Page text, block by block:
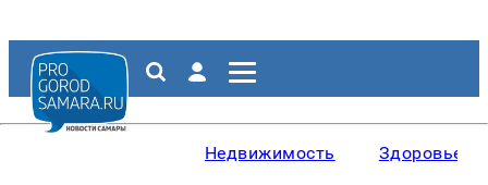
Недвижимость Здоровье